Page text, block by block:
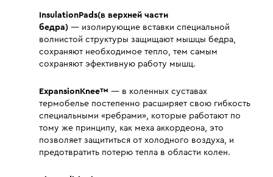
InsulationPads(в верхней части
бедра) — изолирующие вставки специальной
волнистой структуры защищают мышцы бедра,
сохраняют необходимое тепло, тем самым
сохраняют эфективную работу мышц.
ExpansionKnee™ — в коленных суставах
термобелье постепенно расширяет свою гибкость
специальными «ребрами», которые работают по
тому же принципу, как меха аккордеона, это
позволяет защититься от холодного воздуха, и
предотвратить потерю тепла в области колен.